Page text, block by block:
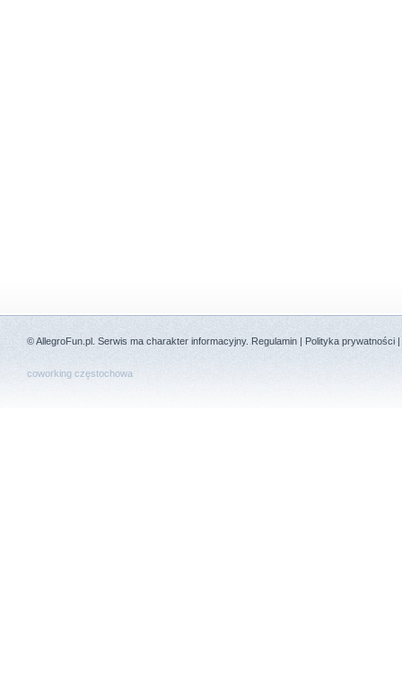
©AllegroFun.pl . Serwis ma charakter informacyjny. Regulamin | Polityka prywatności |
coworking częstochowa